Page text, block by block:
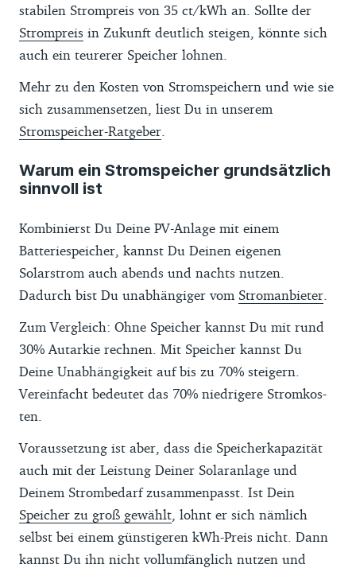
stabilen Strompreis von 35 ct/kWh an. Sollte der
Strompreis in Zukunft deutlich steigen, könnte sich
auch ein teurerer Speicher lohnen.
Mehr zu den Kosten von Stromspeichern und wie sie
sich zusammensetzen, liest Du in unserem
Stromspeicher-Ratgeber
Warum ein Stromspeicher grundsätzlich
sinnvoll ist
Kombinierst Du Deine PV-Anlage mit einem
Batteriespeicher, kannst Du Deinen eigenen
Solarstrom auch abends und nachts nutzen.
Dadurch bist Du unabhängiger vom Stromanbieter
Zum Vergleich: Ohne Speicher kannst Du mit rund
30% Autarkie rechnen. Mit Speicher kannst Du
Deine Unabhängigkeit auf bis zu 70% steigern.
Vereinfacht bedeutet das 70% niedrigere Strom­kos­
ten.
Voraussetzung ist aber, dass die Speicherkapazität
auch mit der Leistung Deiner Solaranlage und
Deinem Strombedarf zusammenpasst. Ist Dein
Speicher zu groß gewählt , lohnt er sich nämlich
selbst bei einem günstigeren kWh-Preis nicht. Dann
kannst Du ihn nicht vollumfänglich nutzen und